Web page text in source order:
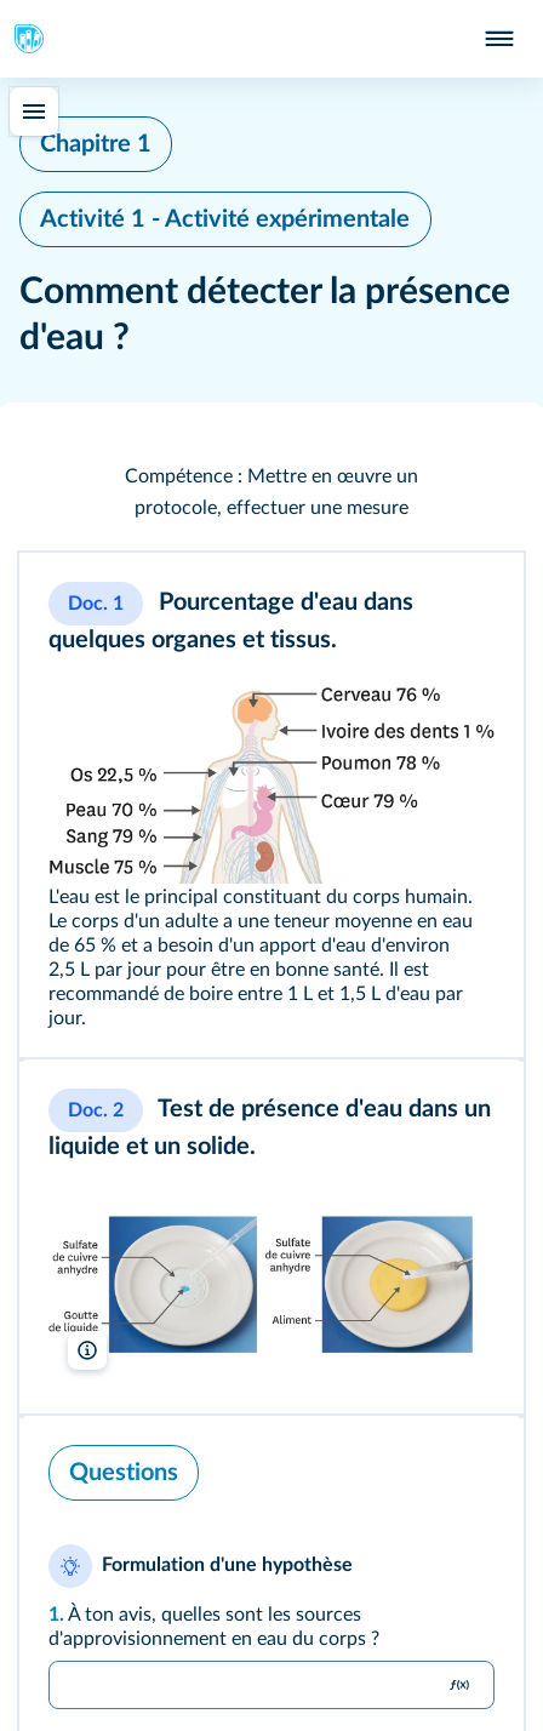
Chapitre 1
Activité 1 - Activité expérimentale
Comment détecter la présence
d'eau ?
Compétence : Mettre en œuvre un
protocole, effectuer une mesure
Doc. 1
Pourcentage d'eau dans
quelques organes et tissus.
L'eau est le principal constituant du corps humain.
Le corps d'un adulte a une teneur moyenne en eau
de 65 % et a besoin d'un apport d'eau d'environ
2,5 L par jour pour être en bonne santé. Il est
recommandé de boire entre 1 L et 1,5 L d'eau par
jour.
Doc. 2
Test de présence d'eau dans un
liquide et un solide.
A. Aubert
Questions
Formulation d'une hypothèse
1. À ton avis, quelles sont les sources
d'approvisionnement en eau du corps ?